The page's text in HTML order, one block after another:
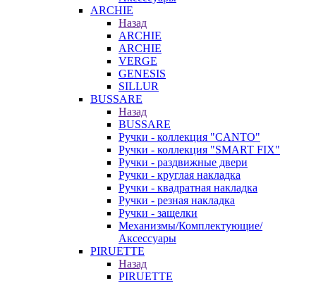
ARCHIE
Назад
ARCHIE
ARCHIE
VERGE
GENESIS
SILLUR
BUSSARE
Назад
BUSSARE
Ручки - коллекция "CANTO"
Ручки - коллекция "SMART FIX"
Ручки - раздвижные двери
Ручки - круглая накладка
Ручки - квадратная накладка
Ручки - резная накладка
Ручки - защелки
Механизмы/Комплектующие/
Аксессуары
PIRUETTE
Назад
PIRUETTE